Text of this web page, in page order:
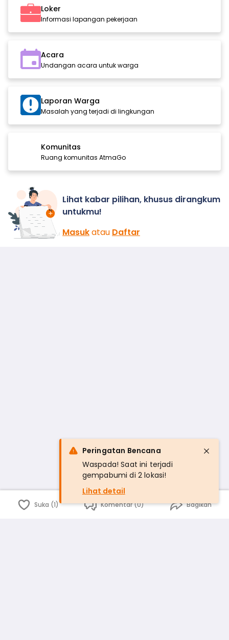
Loker
Informasi lapangan pekerjaan
Acara
Undangan acara untuk warga
Laporan Warga
Masalah yang terjadi di lingkungan
Komunitas
Ruang komunitas AtmaGo
Lihat kabar pilihan, khusus dirangkum
untukmu!
Masukatau Daftar
Suka (1) Komentar (0) Bagikan
Peringatan Bencana
Waspada! Saat ini terjadi
gempabumi di 2 lokasi!
Lihat detail